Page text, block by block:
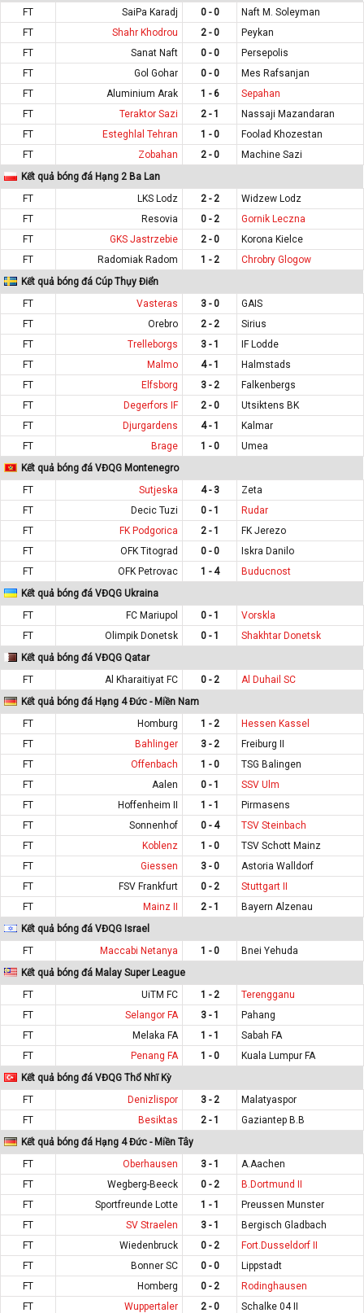
FT SaiPa Karadj 0 - 0
Naft M. Soleyman
FT
Shahr Khodrou 2 - 0
Peykan
FT
Sanat Naft 0 - 0
Persepolis
FT
Gol Gohar 0 - 0
Mes Rafsanjan
FT
Aluminium Arak 1 - 6
Sepahan
FT
Teraktor Sazi 2 - 1
Nassaji Mazandaran
FT
Esteghlal Tehran 1 - 0
Foolad Khozestan
FT
Zobahan 2 - 0
Machine Sazi
Kết quả bóng đá Hạng 2 Ba Lan
FT
LKS Lodz 2 - 2
Widzew Lodz
FT
Resovia 0 - 2
Gornik Leczna
FT
GKS Jastrzebie 2 - 0
Korona Kielce
FT
Radomiak Radom 1 - 2
Chrobry Glogow
Kết quả bóng đá Cúp Thụy Điển
FT
Vasteras 3 - 0
GAIS
FT
Orebro 2 - 2
Sirius
FT
Trelleborgs 3 - 1
IF Lodde
FT
Malmo 4 - 1
Halmstads
FT
Elfsborg 3 - 2
Falkenbergs
FT
Degerfors IF 2 - 0
Utsiktens BK
FT
Djurgardens 4 - 1
Kalmar
FT
Brage 1 - 0
Umea
Kết quả bóng đá VĐQG Montenegro
FT
Sutjeska 4 - 3
Zeta
FT
Decic Tuzi 0 - 1
Rudar
FT
FK Podgorica 2 - 1
FK Jerezo
FT
OFK Titograd 0 - 0
Iskra Danilo
FT
OFK Petrovac 1 - 4
Buducnost
Kết quả bóng đá VĐQG Ukraina
FT
FC Mariupol 0 - 1
Vorskla
FT
Olimpik Donetsk 0 - 1
Shakhtar Donetsk
Kết quả bóng đá VĐQG Qatar
FT
Al Kharaitiyat FC 0 - 2
Al Duhail SC
Kết quả bóng đá Hạng 4 Đức - Miền Nam
FT
Homburg 1 - 2
Hessen Kassel
FT
Bahlinger 3 - 2
Freiburg II
FT
Offenbach 1 - 0
TSG Balingen
FT
Aalen 0 - 1
SSV Ulm
FT
Hoffenheim II 1 - 1
Pirmasens
FT
Sonnenhof 0 - 4
TSV Steinbach
FT
Koblenz 1 - 0
TSV Schott Mainz
FT
Giessen 3 - 0
Astoria Walldorf
FT
FSV Frankfurt 0 - 2
Stuttgart II
FT
Mainz II 2 - 1
Bayern Alzenau
Kết quả bóng đá VĐQG Israel
FT
Maccabi Netanya 1 - 0
Bnei Yehuda
Kết quả bóng đá Malay Super League
FT
UiTM FC 1 - 2
Terengganu
FT
Selangor FA 3 - 1
Pahang
FT
Melaka FA 1 - 1
Sabah FA
FT
Penang FA 1 - 0
Kuala Lumpur FA
Kết quả bóng đá VĐQG Thổ Nhĩ Kỳ
FT
Denizlispor 3 - 2
Malatyaspor
FT
Besiktas 2 - 1
Gaziantep B.B
Kết quả bóng đá Hạng 4 Đức - Miền Tây
FT
Oberhausen 3 - 1
A.Aachen
FT
Wegberg-Beeck 0 - 2
B.Dortmund II
FT
Sportfreunde Lotte 1 - 1
Preussen Munster
FT
SV Straelen 3 - 1
Bergisch Gladbach
FT
Wiedenbruck 0 - 2
Fort.Dusseldorf II
FT
Bonner SC 0 - 0
Lippstadt
FT
Homberg 0 - 2
Rodinghausen
FT
Wuppertaler 2 - 0
Schalke 04 II